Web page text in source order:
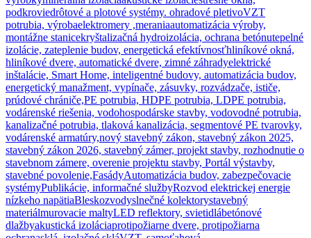
podkroviedrôtové a plotové systémy. ohradové pletivoVZT
potrubia, výrobaelektromery ,meraniaautomatizácia výroby,
montážne stanicekryštalizačná hydroizolácia, ochrana betónutepelné
izolácie, zateplenie budov, energetická efektívnosťhliníkové okná,
hliníkové dvere, automatické dvere, zimné záhradyelektrické
inštalácie, Smart Home, inteligentné budovy, automatizácia budov,
energetický manažment, vypínače, zásuvky, rozvádzače, ističe,
prúdové chrániče,PE potrubia, HDPE potrubia, LDPE potrubia,
vodárenské riešenia, vodohospodárske stavby, vodovodné potrubia,
kanalizačné potrubia, tlaková kanalizácia, segmentové PE tvarovky,
vodárenské armatúry,nový stavebný zákon, stavebný zákon 2025,
stavebný zákon 2026, stavebný zámer, projekt stavby, rozhodnutie o
stavebnom zámere, overenie projektu stavby, Portál výstavby,
stavebné povolenie,FasádyAutomatizácia budov, zabezpečovacie
systémyPublikácie, informačné službyRozvod elektrickej energie
nízkeho napätiaBleskozvodyslnečné kolektorystavebný
materiálmurovacie maltyLED reflektory, svietidlábetónové
dlažbyakustická izoláciaprotipožiarne dvere, protipožiarna